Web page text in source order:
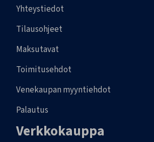
Yhteystiedot
Tilausohjeet
Maksutavat
Toimitusehdot
Venekaupan myyntiehdot
Palautus
Verkkokauppa